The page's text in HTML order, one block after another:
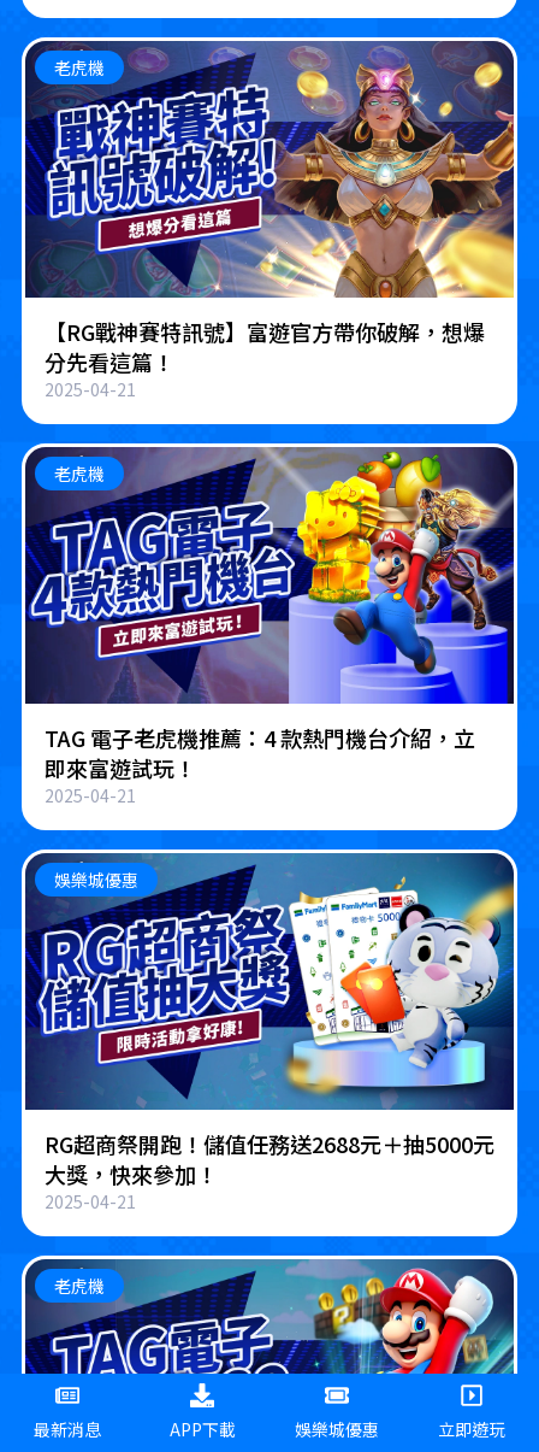
老虎機
【RG戰神賽特訊號】富遊官方帶你破解，想爆
分先看這篇！
2025-04-21
老虎機
TAG 電子老虎機推薦：4 款熱門機台介紹，立
即來富遊試玩！
2025-04-21
娛樂城優惠
RG超商祭開跑！儲值任務送2688元＋抽5000元
大獎，快來參加！
2025-04-21
老虎機
最新消息 APP下載 娛樂城優惠 立即遊玩